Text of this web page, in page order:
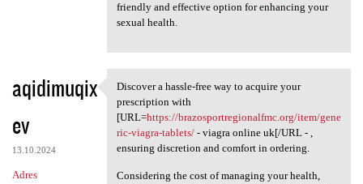
friendly and effective option for enhancing your
sexual health.
aqidimuqix
ev
13.10.2024
Adres
Discover a hassle-free way to
Discover a hassle-free way to acquire your
prescription with
[URL=https://brazosportregionalfmc.org/item/gene
ric-viagra-tablets/- viagra online uk[/URL - ,
ensuring discretion and comfort in ordering.
Considering the cost of managing your health,